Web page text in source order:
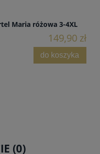
Maria różowa 3-4XL
149,90 zł
do koszyka
(0)